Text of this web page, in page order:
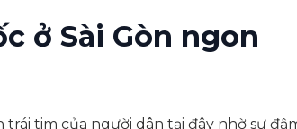
ở Sài Gòn ngon
tim của người dân tại đây nhờ sự